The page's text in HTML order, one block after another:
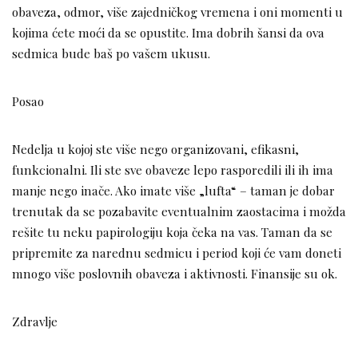
obaveza, odmor, više zajedničkog vremena i oni momenti u
kojima ćete moći da se opustite. Ima dobrih šansi da ova
sedmica bude baš po vašem ukusu.
Posao
Nedelja u kojoj ste više nego organizovani, efikasni,
funkcionalni. Ili ste sve obaveze lepo rasporedili ili ih ima
manje nego inače. Ako imate više „lufta“ – taman je dobar
trenutak da se pozabavite eventualnim zaostacima i možda
rešite tu neku papirologiju koja čeka na vas. Taman da se
pripremite za narednu sedmicu i period koji će vam doneti
mnogo više poslovnih obaveza i aktivnosti. Finansije su ok.
Zdravlje